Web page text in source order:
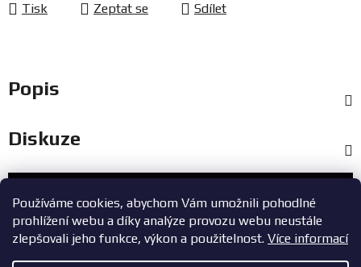
Používáme cookies, abychom Vám umožnili pohodlné
prohlížení webu a díky analýze provozu webu neustále
zlepšovali jeho funkce, výkon a použitelnost. Více informací
Tisk Zeptat se Sdílet
Popis
Diskuze
Zákaznický servis
+420 603 785 748